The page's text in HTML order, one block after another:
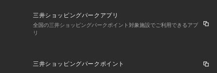
三井ショッピングパークアプリ
全国の三井ショッピングパークポイント対象施設でご利用できるアプ
リ
三井ショッピングパークポイント